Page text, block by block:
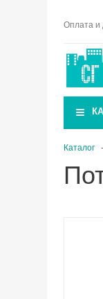
Оплата и
Каталог -